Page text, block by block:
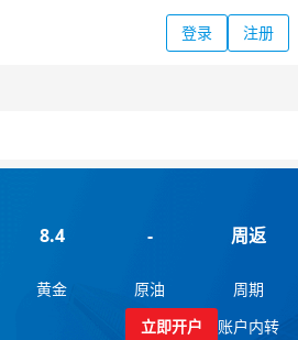
登录 注册
8.4
黄金
-
原油
周返
周期
立即开户
账户内转